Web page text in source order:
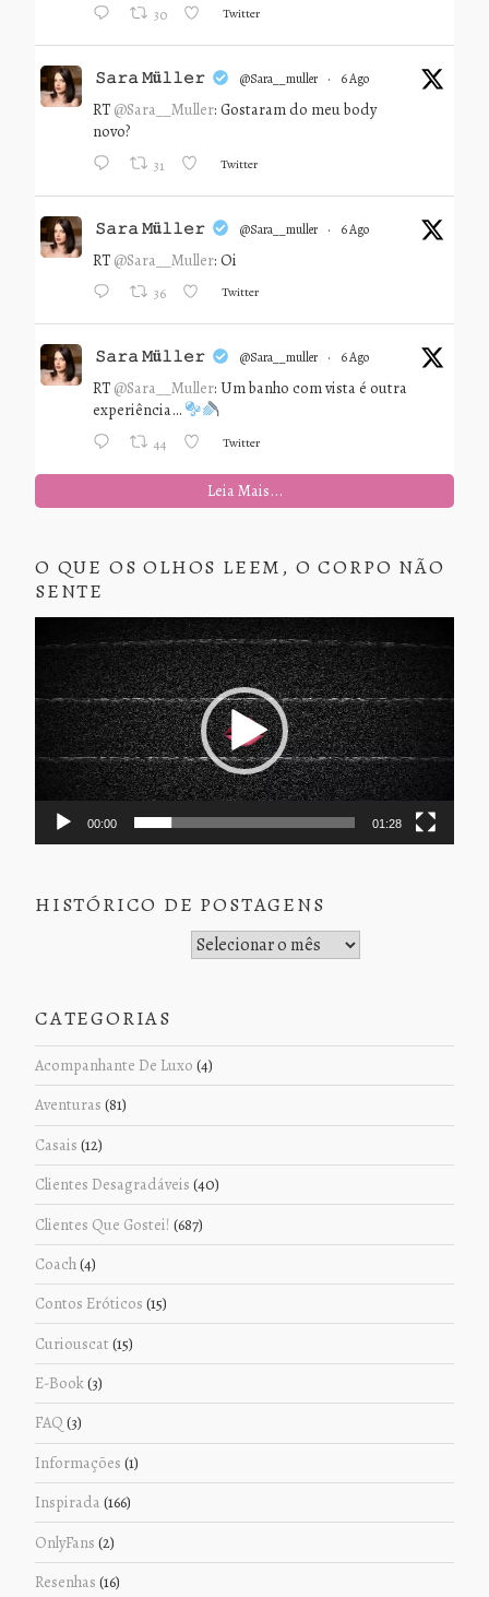
30 Twitter
𝚂𝚊𝚛𝚊 𝙼ü𝚕𝚕𝚎𝚛 @sara__muller · 6 Ago
RT @Sara__Muller: Gostaram do meu body
novo?
31 Twitter
𝚂𝚊𝚛𝚊 𝙼ü𝚕𝚕𝚎𝚛 @sara__muller · 6 Ago
RT @Sara__Muller: Oi
36 Twitter
𝚂𝚊𝚛𝚊 𝙼ü𝚕𝚕𝚎𝚛 @sara__muller · 6 Ago
RT @Sara__Muller: Um banho com vista é outra
experiência…
44 Twitter
Leia Mais...
O QUE OS OLHOS LEEM, O CORPO NÃO
SENTE
de
vídeo
00:00 01:28
HISTÓRICO DE POSTAGENS
CATEGORIAS
Acompanhante De Luxo (4)
Aventuras (81)
Casais (12)
Clientes Desagradáveis (40)
Clientes Que Gostei! (687)
Coach(4)
Contos Eróticos (15)
Curiouscat (15)
E-Book(3)
FAQ (3)
Informações (1)
Inspirada (166)
OnlyFans (2)
Resenhas (16)